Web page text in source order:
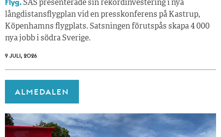
SAS presenterade sin rekordinvestering i nya
långdistansflygplan vid en presskonferens på Kastrup,
Köpenhamns flygplats. Satsningen förutspås skapa 4 000
nya jobb i södra Sverige.
9 JULI, 2026
ALMEDALEN